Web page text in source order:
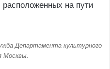
на пути
Департамента культурного
Москвы.